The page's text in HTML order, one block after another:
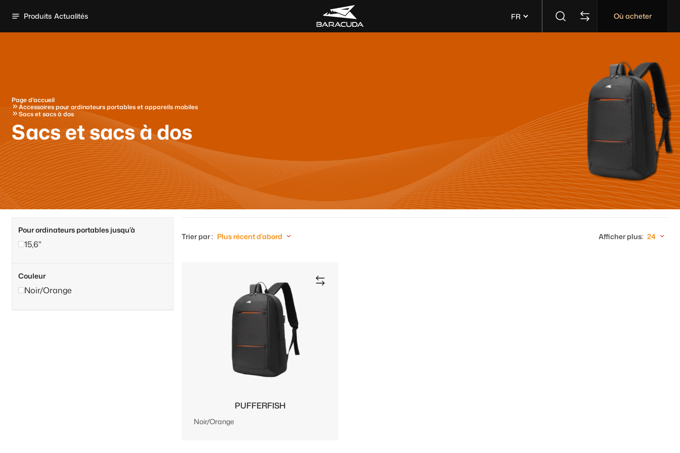
Produits Actualités Où acheter
Page d'accueil
Accessoires pour ordinateurs portables et appareils mobiles
Sacs et sacs à dos
Sacs et sacs à dos
Pour ordinateurs portables jusqu’à
15,6"
Couleur
Noir/Orange
Trier par : Plus récent d’abord Afficher plus: 24
PUFFERFISH
Noir/Orange